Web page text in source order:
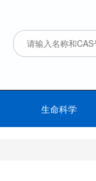
生命科学